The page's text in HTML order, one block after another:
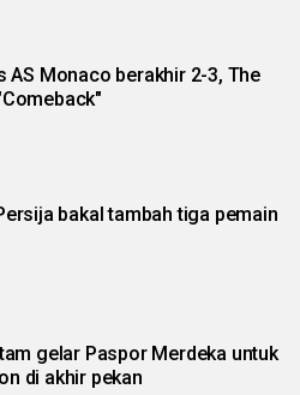
AS Monaco berakhir 2-3, The
bakal tambah tiga pemain
gelar Paspor Merdeka untuk
di akhir pekan